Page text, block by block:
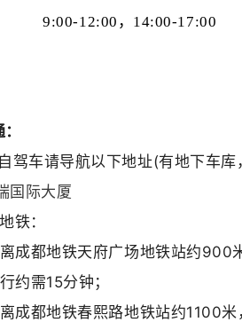
12:00，14:00-17:00
驾车请导航以下地址(有地下车库
国际大厦
铁：
成都地铁天府广场地铁站约900
约需15分钟；
成都地铁春熙路地铁站约1100米